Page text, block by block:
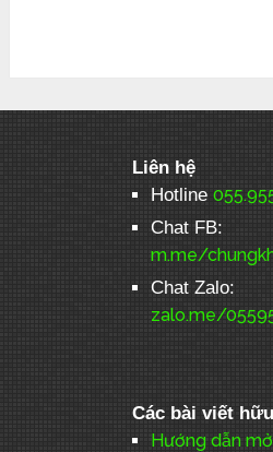
Liên hệ
Hotline
Chat FB:
m.me/
Chat Zalo:
zalo.me/
Các bài viết
Hướng dẫn